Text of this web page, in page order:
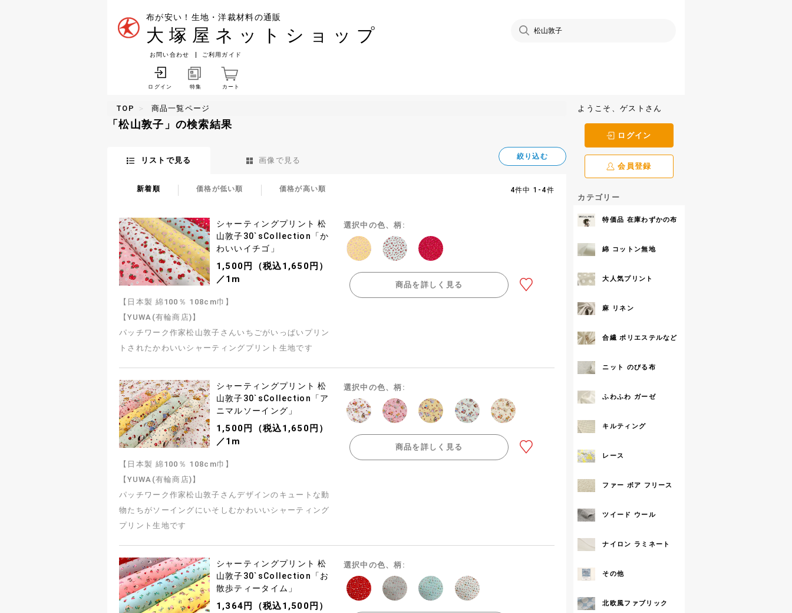
布が安い！生地・洋裁材料の通販
大塚屋ネットショップ
お問い合わせ ご利用ガイド
ログイン 特集 カート
TOP 商品一覧ページ
「松山敦子」の検索結果
リストで見る 画像で見る 絞り込む
新着順 価格が低い順 価格が高い順 4件中 1-4件
シャーティングプリント 松
山敦子30`sCollection「か
わいいイチゴ」
1,500円（税込1,650円）
／1m
【日本製 綿100％ 108cm巾】
【YUWA(有輪商店)】
パッチワーク作家松山敦子さんいちごがいっぱいプリン
トされたかわいいシャーティングプリント生地です
選択中の色、柄:
商品を詳しく見る
シャーティングプリント 松
山敦子30`sCollection「ア
ニマルソーイング」
1,500円（税込1,650円）
／1m
【日本製 綿100％ 108cm巾】
【YUWA(有輪商店)】
パッチワーク作家松山敦子さんデザインのキュートな動
物たちがソーイングにいそしむかわいいシャーティング
プリント生地です
選択中の色、柄:
商品を詳しく見る
シャーティングプリント 松
山敦子30`sCollection「お
散歩ティータイム」
1,364円（税込1,500円）
選択中の色、柄:
ようこそ、ゲストさん
ログイン
会員登録
カテゴリー
特価品 在庫わずかの布
綿 コットン無地
大人気プリント
麻 リネン
合繊 ポリエステルなど
ニット のびる布
ふわふわ ガーゼ
キルティング
レース
ファー ボア フリース
ツイード ウール
ナイロン ラミネート
その他
北欧風ファブリック